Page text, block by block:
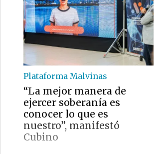
Plataforma Malvinas
“La mejor manera de
ejercer soberanía es
conocer lo que es
nuestro”, manifestó
Cubino